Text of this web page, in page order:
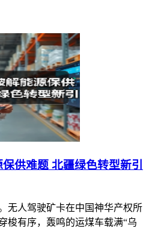
供难题 北疆绿色转型新引
无人驾驶矿卡在中国神华产权所
梭有序，轰鸣的运煤车载满“乌